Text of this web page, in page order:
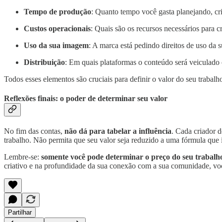
Tempo de produção: Quanto tempo você gasta planejando,
Custos operacionais: Quais são os recursos necessários para
Uso da sua imagem: A marca está pedindo direitos de uso da
Distribuição: Em quais plataformas o conteúdo será
Todos esses elementos são cruciais para definir o valor do seu
Reflexões finais: o poder de determinar seu valor
No fim das contas, não dá para tabelar a influência. Cada criador
trabalho. Não permita que seu valor seja reduzido a uma fórmula
Lembre-se: somente você pode determinar o preço do seu
criativo e na profundidade da sua conexão com a sua comunidade,
Partilhar